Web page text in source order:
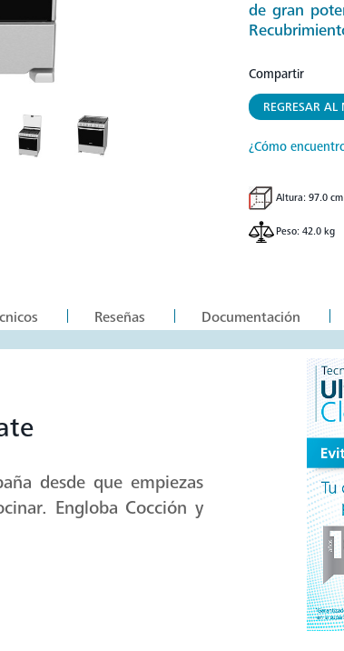
de gran
Compartir
REGRESAR AL
¿Cómo
Altura: 97.0 cm
Peso: 42.0 kg
Reseñas Documentación
desde que empiezas
Engloba Cocción y